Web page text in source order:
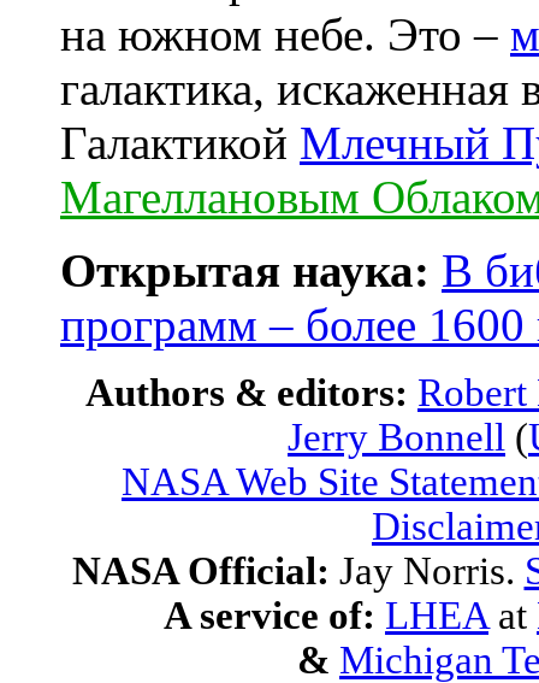
на южном небе. Это –
галактика,
Галактикой Млечный
Магеллановым
Открытая наука: В
программ – более
Authors & editors:
Jerry Bonnell (
NASA Web Site
NASA Official: Jay Norris.
A service of: LHEA at
& Michigan